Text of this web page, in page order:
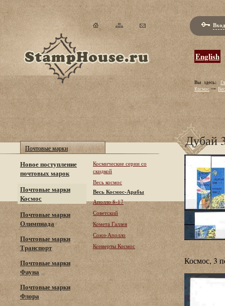
English
Вы здесь:
Космос
Почтовые марки
Новое поступление
почтовых марок
Почтовые марки
Космос
Почтовые марки
Олимпиада
Почтовые марки
Транспорт
Почтовые марки
Фауна
Почтовые марки
Флора
Космические серии со
скидкой
Весь космос
Весь Космос-Арабы
Аполло 8-17
Советский
Комета Галлея
Союз-Аполло
Конверты Космос
Дубай
Космос, 3